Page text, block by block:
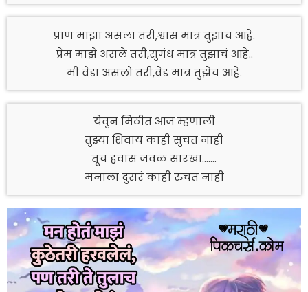
प्राण माझा असला तरी,श्वास मात्र तुझाचं आहे.
प्रेम माझे असले तरी,सुगंध मात्र तुझाचं आहे..
मी वेडा असलो तरी,वेड मात्र तुझेचं आहे.
येवुन मिठीत आज म्हणाली
तुझ्या शिवाय काही सुचत नाही
तूच हवास जवळ सारखा…….
मनाला दुसरं काही रुचत नाही